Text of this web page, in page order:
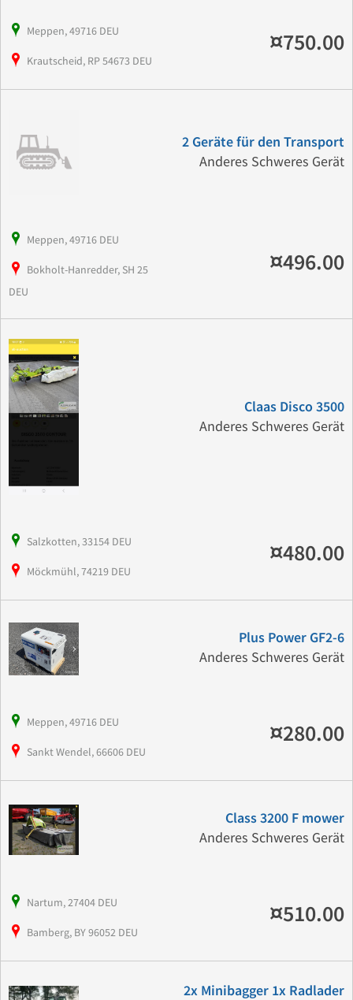
Meppen, 49716 DEU
Krautscheid, RP 54673 DEU
¤750.00
2 Geräte für den Transport
Anderes Schweres Gerät
Meppen, 49716 DEU
Bokholt-Hanredder, SH 25
DEU
¤496.00
Claas Disco 3500
Anderes Schweres Gerät
Salzkotten, 33154 DEU
Möckmühl, 74219 DEU
¤480.00
Plus Power GF2-6
Anderes Schweres Gerät
Meppen, 49716 DEU
Sankt Wendel, 66606 DEU
¤280.00
Class 3200 F mower
Anderes Schweres Gerät
Nartum, 27404 DEU
Bamberg, BY 96052 DEU
¤510.00
2x Minibagger 1x Radlader